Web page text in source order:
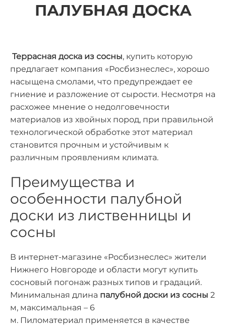
ПАЛУБНАЯ ДОСКА
Террасная доска из сосны, купить которую
предлагает компания «Росбизнеслес», хорошо
насыщена смолами, что предупреждает ее
гниение и разложение от сырости. Несмотря на
расхожее мнение о недолговечности
материалов из хвойных пород, при правильной
технологической обработке этот материал
становится прочным и устойчивым к
различным проявлениям климата.
Преимущества и
особенности палубной
доски из лиственницы и
сосны
В интернет-магазине «Росбизнеслес» жители
Нижнего Новгороде и области могут купить
сосновый погонаж разных типов и градаций.
Минимальная длина палубной доски из сосны 2
м, максимальная – 6
м. Пиломатериал применяется в качестве